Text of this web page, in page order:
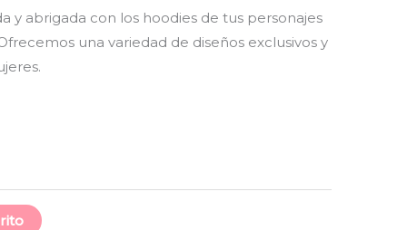
y abrigada con los hoodies de tus personajes
una variedad de diseños exclusivos y